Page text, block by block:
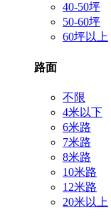
40-50坪
50-60坪
60坪以上
路面
不限
4米以下
6米路
7米路
8米路
10米路
12米路
20米以上